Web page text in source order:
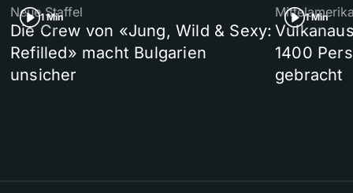
1 Min
Neue Staffel
Die Crew von «Jung, Wild & Sexy:
Refilled» macht Bulgarien
unsicher
1 Min
1400
gebracht